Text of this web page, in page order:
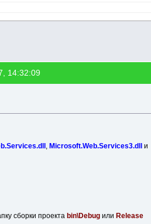
14:32:09
,Microsoft.Web.Services3.dll и
сборки проектаbin\Debug илиRelease